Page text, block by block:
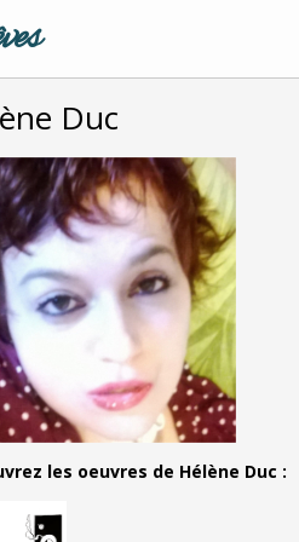
Duc
les oeuvres de Hélène Duc :